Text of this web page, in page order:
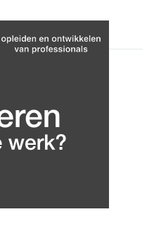
en informatie:
en